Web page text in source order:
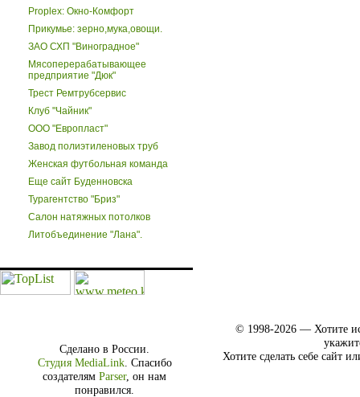
Proplex: Окно-Комфорт
Прикумье: зерно,мука,овощи.
ЗАО СХП "Виноградное"
Мясоперерабатывающее
предприятие "Дюк"
Трест Ремтрубсервис
Клуб "Чайник"
ООО "Европласт"
Завод полиэтиленовых труб
Женская футбольная команда
Еще сайт Буденновска
Турагентство "Бриз"
Салон натяжных потолков
Литобъединение "Лана".
Сделано в России.
Студия MediaLink. Спасибо
создателям Parser, он нам
понравился.
© 1998-2026 — Хотите
Хотите сделать себе сайт